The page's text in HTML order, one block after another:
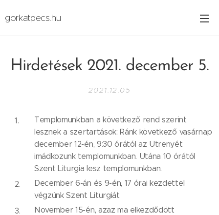
gorkatpecs.hu
Hirdetések 2021. december 5.
2021.12.05
Templomunkban a következő rend szerint
lesznek a szertartások: Ránk következő vasárnap
december 12-én, 9:30 órától az Utrenyét
imádkozunk templomunkban. Utána 10 órától
Szent Liturgia lesz templomunkban.
December 6-án és 9-én, 17 órai kezdettel
végzünk Szent Liturgiát
November 15-én, azaz ma elkezdődött